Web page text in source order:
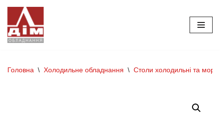
Перейти
до
Головна \ Холодильне обладнання \ Столи холодильні та